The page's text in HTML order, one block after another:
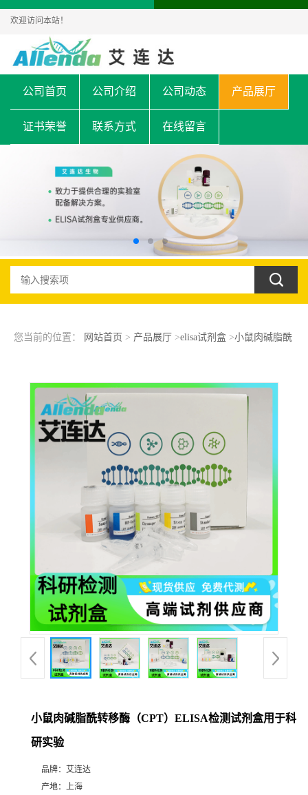
欢迎访问本站！
公司首页 公司介绍 公司动态 产品展厅
证书荣誉 联系方式 在线留言
您当前的位置： 网站首页 > 产品展厅 >elisa试剂盒>小鼠肉碱脂酰
小鼠肉碱脂酰转移酶（CPT）ELISA检测试剂盒用于科
研实验
品牌： 艾连达
产地： 上海